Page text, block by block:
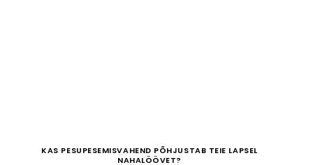
KAS PESUPESEMISVAHEND PÕHJUSTAB TEIE LAPSEL
NAHALÖÖVET?